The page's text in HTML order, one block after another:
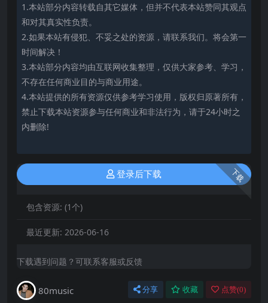
1.本站部分内容转载自其它媒体，但并不代表本站赞同其观点
和对其真实性负责。
2.如果本站有侵犯、不妥之处的资源，请联系我们。将会第一
时间解决！
3.本站部分内容均由互联网收集整理，仅供大家参考、学习，
不存在任何商业目的与商业用途。
4.本站提供的所有资源仅供参考学习使用，版权归原著所有，
禁止下载本站资源参与任何商业和非法行为，请于24小时之
内删除!
下载
登录后下载
包含资源: (1个)
最近更新: 2026-06-16
下载遇到问题？可联系客服或反馈
80music 分享 收藏 点赞(0)